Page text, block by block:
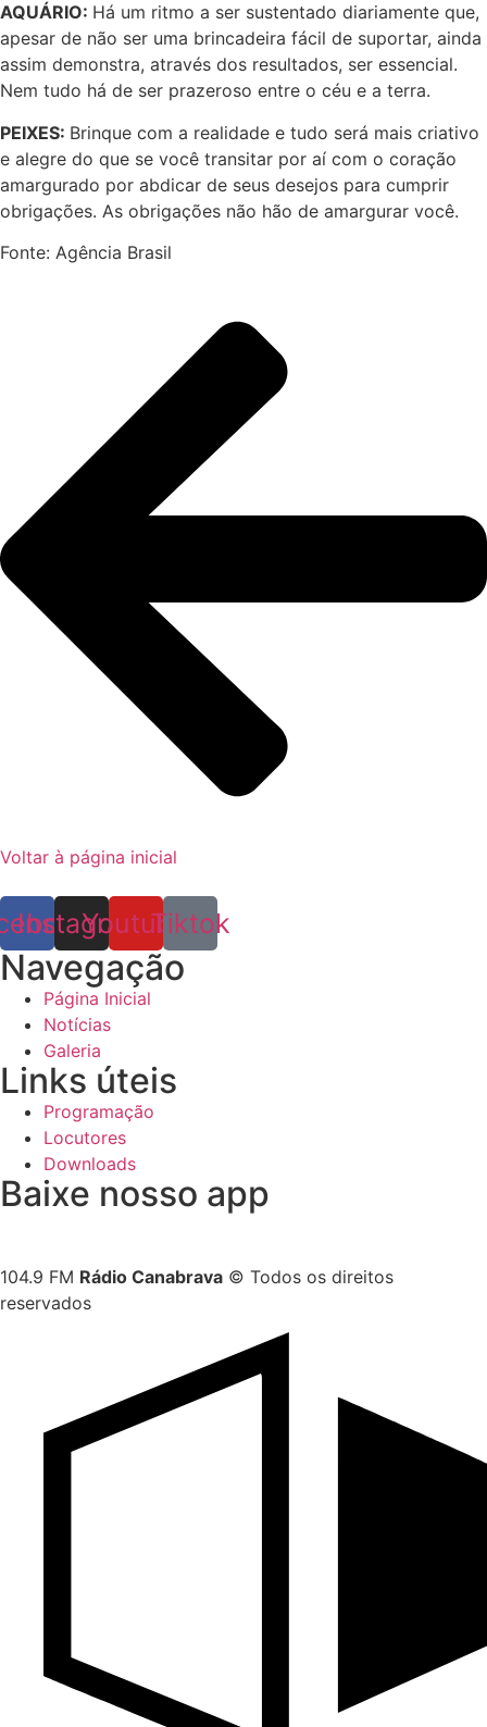
AQUÁRIO: Há um ritmo a ser sustentado diariamente que,
apesar de não ser uma brincadeira fácil de suportar, ainda
assim demonstra, através dos resultados, ser essencial.
Nem tudo há de ser prazeroso entre o céu e a terra.
PEIXES: Brinque com a realidade e tudo será mais criativo
e alegre do que se você transitar por aí com o coração
amargurado por abdicar de seus desejos para cumprir
obrigações. As obrigações não hão de amargurar você.
Fonte: Agência Brasil
Voltar à página inicial
Instagram
YoutubeTiktok
Navegação
Página Inicial
Notícias
Galeria
Links úteis
Programação
Locutores
Downloads
Baixe nosso app
104.9 FM Rádio Canabrava © Todos os direitos
reservados